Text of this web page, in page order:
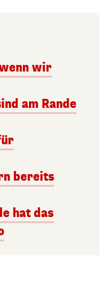
wir
am Rande
bereits
hat das